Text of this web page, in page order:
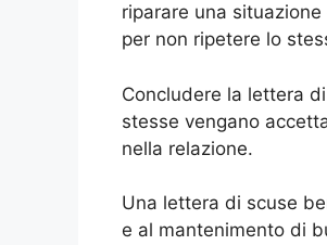
riparare una
per non ripetere lo
Concludere la lettera
stesse vengano
nella relazione.
Una lettera di scuse
e al mantenimento di